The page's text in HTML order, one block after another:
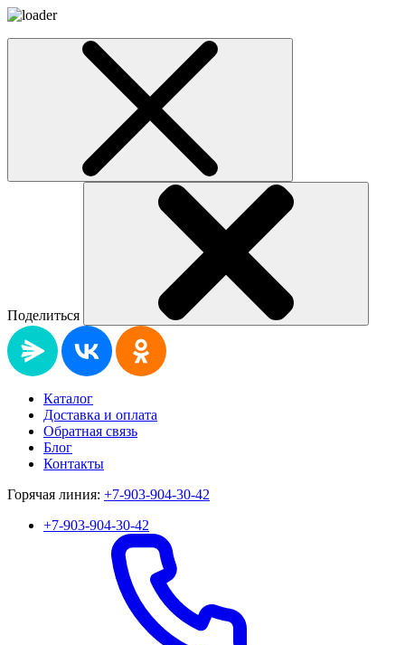
Поделиться
Каталог
Доставка и оплата
Обратная связь
Блог
Контакты
Горячая линия: +7-903-904-30-42
+7-903-904-30-42